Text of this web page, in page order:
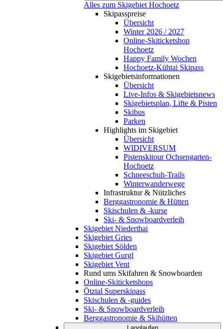
Alles zum Skigebiet Hochoetz
Skipasspreise
Übersicht
Winter 2026 / 2027
Online-Skiticketshop
Hochoetz
Happy Family Wochen
Hochoetz-Kühtai Skipass
Skigebietsinformationen
Übersicht
Live-Infos & Skigebietsnews
Skigebietsplan, Lifte & Pisten
Skibus
Parken
Highlights im Skigebiet
Übersicht
WIDIVERSUM
Pistenskitour Ochsengarten-
Hochoetz
Schneeschuh-Trails
Winterwanderwege
Infrastruktur & Nützliches
Berggastronomie & Hütten
Skischulen & -kurse
Ski- & Snowboardverleih
Skigebiet Niederthai
Skigebiet Gries
Skigebiet Sölden
Skigebiet Gurgl
Skigebiet Vent
Rund ums Skifahren & Snowboarden
Online-Skiticketshops
Ötztal Superskipass
Skischulen & -guides
Ski- & Snowboardverleih
Berggastronomie & Skihütten